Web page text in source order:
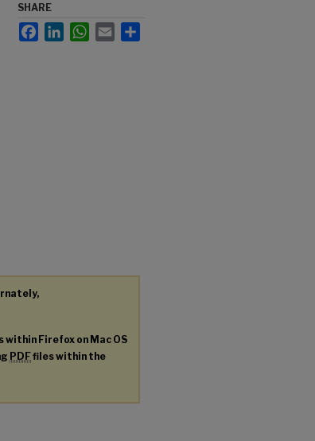
SHARE
FacebookLinkedInWhatsApp
Email
within Firefox on Mac OS
PDFfiles within the